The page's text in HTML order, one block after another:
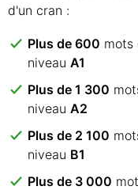
d'un cran :
Plus de 600
niveau A1
Plus de 1 300
niveau A2
Plus de 2 100
niveau B1
Plus de 3 000